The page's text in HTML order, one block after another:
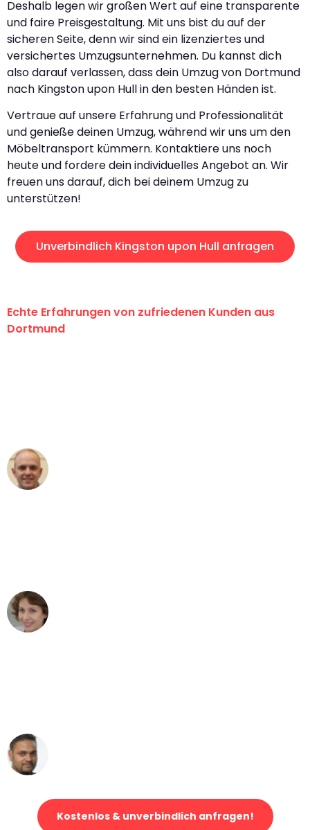
Deshalb legen wir großen Wert auf eine transparente
und faire Preisgestaltung. Mit uns bist du auf der
sicheren Seite, denn wir sind ein lizenziertes und
versichertes Umzugsunternehmen. Du kannst dich
also darauf verlassen, dass dein Umzug von Dortmund
nach Kingston upon Hull in den besten Händen ist.
Vertraue auf unsere Erfahrung und Professionalität
und genieße deinen Umzug, während wir uns um den
Möbeltransport kümmern. Kontaktiere uns noch
heute und fordere dein individuelles Angebot an. Wir
freuen uns darauf, dich bei deinem Umzug zu
unterstützen!
Unverbindlich Kingston upon Hull anfragen
Echte Erfahrungen von zufriedenen Kunden aus
Dortmund
Kostenlos & unverbindlich anfragen!